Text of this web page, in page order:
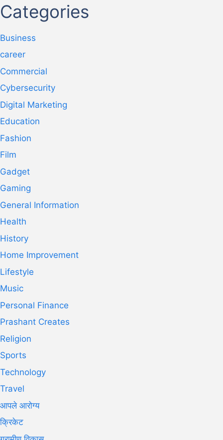
Categories
Business
career
Commercial
Cybersecurity
Digital Marketing
Education
Fashion
Film
Gadget
Gaming
General Information
Health
History
Home Improvement
Lifestyle
Music
Personal Finance
Prashant Creates
Religion
Sports
Technology
Travel
आपले आरोग्य
क्रिकेट